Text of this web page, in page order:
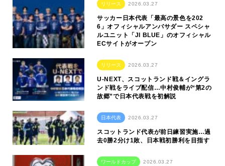
リリース 2026.03.27
サッカー日本代表「最高の景色を202
6」オフィシャルアンバサダー スペシャ
ルユニット「JI BLUE」のオフィシャル
ECサイトがオープン
リリース 2026.03.27
U-NEXT、スコットランド戦＆イングラ
ンド戦をライブ配信…中村俊輔が“第2の
故郷”で日本代表戦を初解説
日本代表 2026.03.27
スコットランド代表が前日練習実施…過
去0勝2分け1敗、日本戦初勝利を目指す
ワールドカップ 2026.03.27